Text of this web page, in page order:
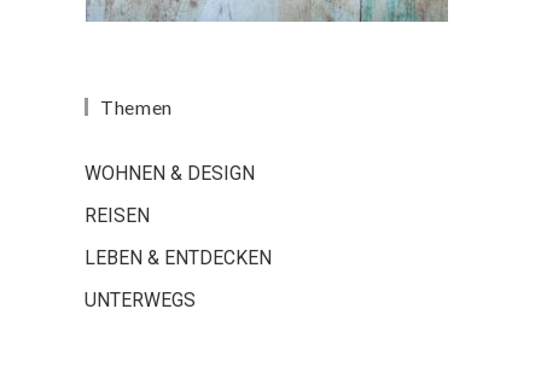
Themen
WOHNEN & DESIGN
REISEN
LEBEN & ENTDECKEN
UNTERWEGS